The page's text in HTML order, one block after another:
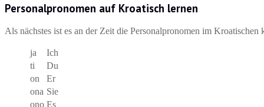
Personalpronomen auf Kroatisch lernen
Als nächstes ist es an der Zeit die Personalpronomen im
ja
Ich
ti
Du
on
Er
ona Sie
ono Es